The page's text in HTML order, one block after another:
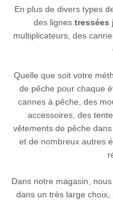
En plus de divers types
des lignes tressées
multiplicateurs, des
Quelle que soit votre
de pêche pour chaque
cannes à pêche, des
accessoires, des
vêtements de pêche
et de nombreux autres
Dans notre magasin,
dans un très large choix,